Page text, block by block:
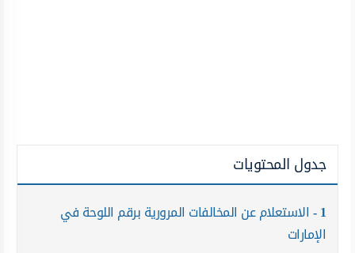
جدول المحتويات
1 الاستعلام عن المخالفات المرورية برقم اللوحة في
الإمارات